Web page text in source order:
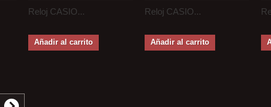
Reloj CASIO...
Añadir al carrito
Reloj CASIO...
Añadir al carrito